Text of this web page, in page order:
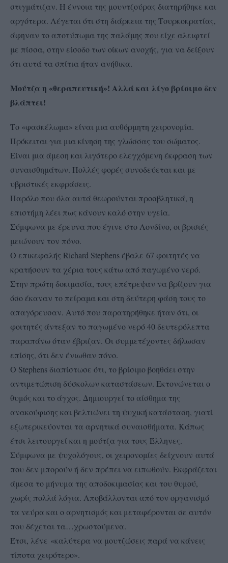
στιγμάτιζαν. Η έννοια της μουντζούρας διατηρήθηκε και
αργότερα. Λέγεται ότι στη διάρκεια της Τουρκοκρατίας,
άφηναν το αποτύπωμα της παλάμης που είχε αλειφτεί
με πίσσα, στην είσοδο των οίκων ανοχής, για να δείξουν
ότι αυτά τα σπίτια ήταν ανήθικα.
Μούτζα η «θεραπευτική»! Αλλά και λίγο βρίσιμο δεν
βλάπτει!
Το «φασκέλωμα» είναι μια αυθόρμητη χειρονομία.
Πρόκειται για μια κίνηση της γλώσσας του σώματος.
Είναι μια άμεση και λιγότερο ελεγχόμενη έκφραση των
συναισθημάτων. Πολλές φορές συνοδεύεται και με
υβριστικές εκφράσεις.
Παρόλο που όλα αυτά θεωρούνται προσβλητικά, η
επιστήμη λέει πως κάνουν καλό στην υγεία.
Σύμφωνα με έρευνα που έγινε στο Λονδίνο, οι βρισιές
μειώνουν τον πόνο.
Ο επικεφαλής Richard Stephens έβαλε 67 φοιτητές να
κρατήσουν τα χέρια τους κάτω από παγωμένο νερό.
Στην πρώτη δοκιμασία, τους επέτρεψαν να βρίζουν για
όσο έκαναν το πείραμα και στη δεύτερη φάση τους το
απαγόρευσαν. Αυτό που παρατηρήθηκε ήταν ότι, οι
φοιτητές άντεξαν το παγωμένο νερό 40 δευτερόλεπτα
παραπάνω όταν έβριζαν. Οι συμμετέχοντες δήλωσαν
επίσης, ότι δεν ένιωθαν πόνο.
Ο Stephens διαπίστωσε ότι, το βρίσιμο βοηθάει στην
αντιμετώπιση δύσκολων καταστάσεων. Εκτονώνεται ο
θυμός και το άγχος. Δημιουργεί το αίσθημα της
ανακούφισης και βελτιώνει τη ψυχική κατάσταση, γιατί
εξωτερικεύονται τα αρνητικά συναισθήματα. Κάπως
έτσι λειτουργεί και η μούτζα για τους Έλληνες.
Σύμφωνα με ψυχολόγους, οι χειρονομίες δείχνουν αυτά
που δεν μπορούν ή δεν πρέπει να ειπωθούν. Εκφράζεται
άμεσα το μήνυμα της αποδοκιμασίας και του θυμού,
χωρίς πολλά λόγια. Αποβάλλονται από τον οργανισμό
τα νεύρα και ο αρνητισμός και μεταφέρονται σε αυτόν
που δέχεται τα…χρωστούμενα.
Έτσι, λένε «καλύτερα να μουτζώσεις παρά να κάνεις
τίποτα χειρότερο».